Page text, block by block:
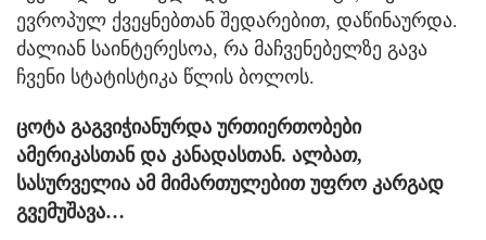
ევროპულ ქვეყნებთან შედარებით, დაწინაურდა.
ძალიან საინტერესოა, რა მაჩვენებელზე გავა
ჩვენი სტატისტიკა წლის ბოლოს.
ცოტა გაგვიჭიანურდა ურთიერთობები
ამერიკასთან და კანადასთან. ალბათ,
სასურველია ამ მიმართულებით უფრო კარგად
გვემუშავა…